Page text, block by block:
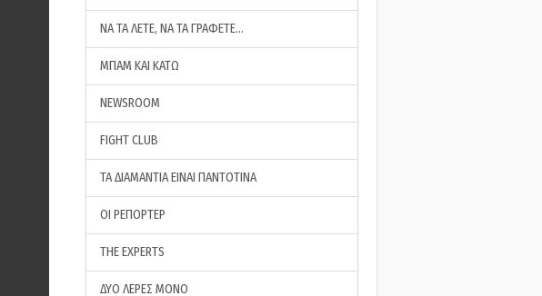
ΝΑ ΤΑ ΛΕΤΕ, ΝΑ ΤΑ ΓΡΑΦΕΤΕ…
ΜΠΑΜ ΚΑΙ ΚΑΤΩ
NEWSROOM
FIGHT CLUB
ΤΑ ΔΙΑΜΑΝΤΙΑ ΕΙΝΑΙ ΠΑΝΤΟΤΙΝΑ
ΟΙ ΡΕΠΟΡΤΕΡ
THE EXPERTS
ΔΥΟ ΛΕΡΕΣ ΜΟΝΟ